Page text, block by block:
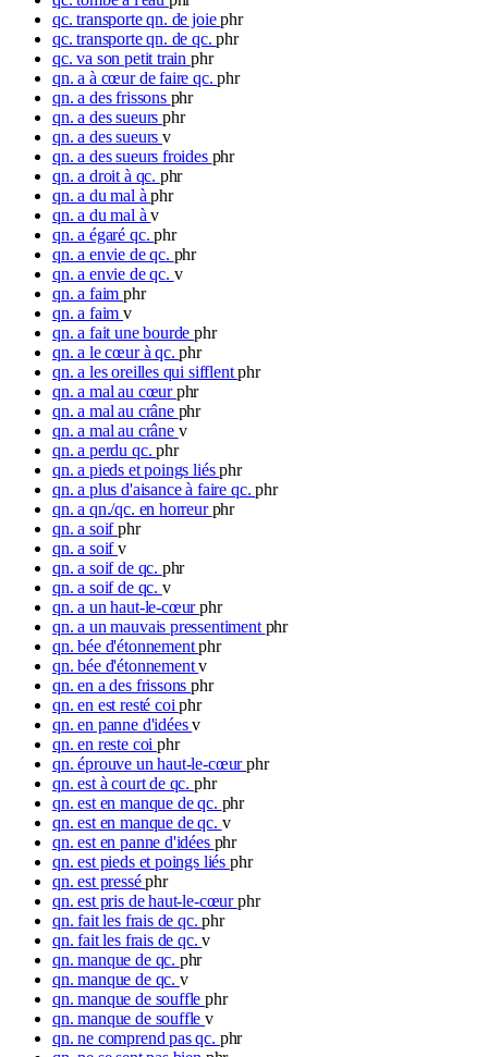
qc. transporte qn. de joiephr
qc. transporte qn. de qc.phr
qc. va son petit train phr
qn. a à cœur de faire qc.phr
qn. a des frissons phr
qn. a des sueursphr
qn. a des sueursv
qn. a des sueurs froides phr
qn. a droit à qc. phr
qn. a du mal àphr
qn. a du mal àv
qn. a égaré qc.phr
qn. a envie de qc. phr
qn. a envie de qc. v
qn. a faimphr
qn. a faimv
qn. a fait une bourdephr
qn. a le cœur à qc.phr
qn. a les oreilles qui sifflentphr
qn. a mal au cœurphr
qn. a mal au crâne phr
qn. a mal au crâne v
qn. a perdu qc.phr
qn. a pieds et poings liésphr
qn. a plus d'aisance à faire qc.phr
qn. a qn./qc. en horreurphr
qn. a soifphr
qn. a soifv
qn. a soif de qc. phr
qn. a soif de qc. v
qn. a un haut-le-cœurphr
qn. a un mauvais pressentiment phr
qn. bée d'étonnementphr
qn. bée d'étonnementv
qn. en a des frissonsphr
qn. en est resté coiphr
qn. en panne d'idéesv
qn. en reste coiphr
qn. éprouve un haut-le-cœurphr
qn. est à court de qc. phr
qn. est en manque de qc. phr
qn. est en manque de qc. v
qn. est en panne d'idées phr
qn. est pieds et poings liés phr
qn. est presséphr
qn. est pris de haut-le-cœurphr
qn. fait les frais de qc.phr
qn. fait les frais de qc.v
qn. manque de qc. phr
qn. manque de qc. v
qn. manque de soufflephr
qn. manque de soufflev
qn. ne comprend pas qc. phr